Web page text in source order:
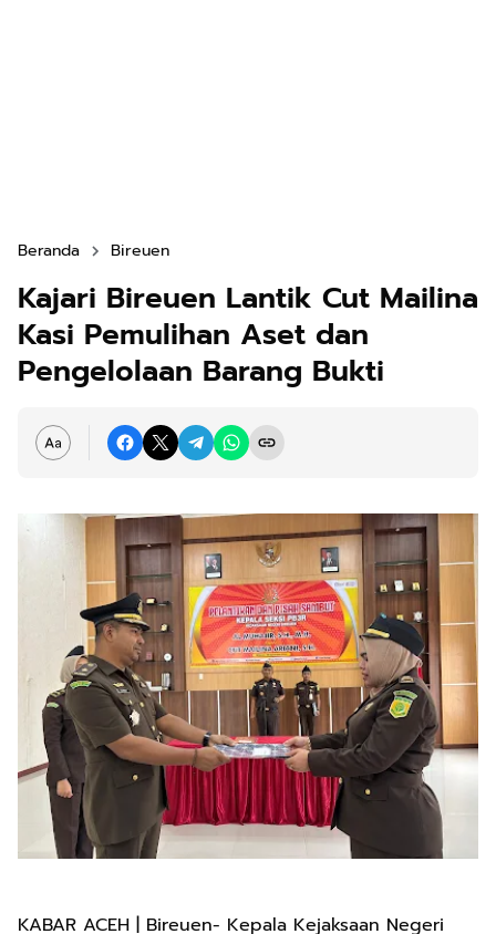
Beranda Bireuen
Kajari Bireuen Lantik Cut Mailina
Kasi Pemulihan Aset dan
Pengelolaan Barang Bukti
KABAR ACEH | Bireuen- Kepala Kejaksaan Negeri